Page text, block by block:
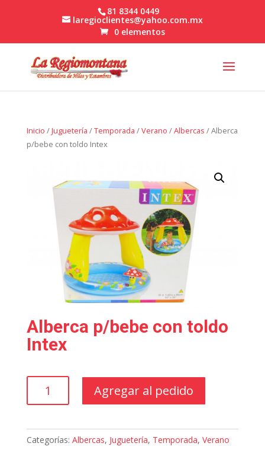
81 8344 0449
laregioclientes@yahoo.com.mx
0 elementos
Inicio /Juguetería /Temporada /Verano /Albercas / Alberca
p/bebe con toldo Intex
Alberca p/bebe con toldo
Intex
p/bebe
Intex
Agregar al pedido
Categorías: Albercas, Juguetería, Temporada, Verano